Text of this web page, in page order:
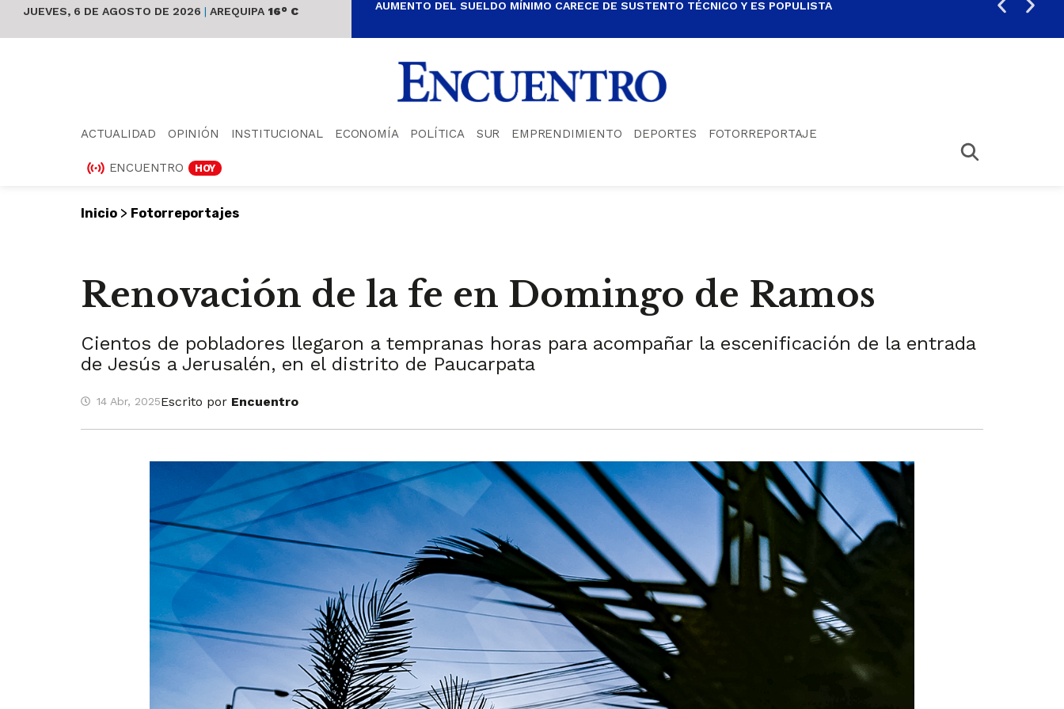
JUEVES, 6 DE AGOSTO DE 2026 | AREQUIPA 16° C AUMENTO DEL SUELDO MÍNIMO CARECE DE SUSTENTO TÉCNICO Y ES POPULISTA
ACTUALIDAD OPINIÓN INSTITUCIONAL ECONOMÍA POLÍTICA SUR EMPRENDIMIENTO DEPORTES FOTORREPORTAJE
ENCUENTRO HOY
Inicio > Fotorreportajes
Renovación de la fe en Domingo de Ramos
Cientos de pobladores llegaron a tempranas horas para acompañar la escenificación de la entrada
de Jesús a Jerusalén, en el distrito de Paucarpata
14 Abr, 2025Escrito por Encuentro